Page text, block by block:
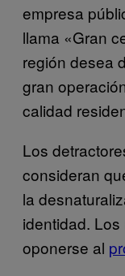
empresa
llama «Gran
región desea
gran
calidad
Los
consideran
la
identidad.
oponerse al